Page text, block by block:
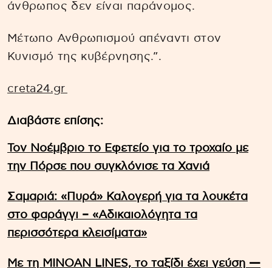
άνθρωπος δεν είναι παράνομος.
Μέτωπο Ανθρωπισμού απέναντι στον
Κυνισμό της κυβέρνησης.”.
creta24.gr
Διαβάστε επίσης:
Τον Νοέμβριο το Εφετείο για το τροχαίο με
την Πόρσε που συγκλόνισε τα Χανιά
Σαμαριά: «Πυρά» Καλογερή για τα λουκέτα
στο φαράγγι – «Αδικαιολόγητα τα
περισσότερα κλεισίματα»
Με τη MINOAN LINES, το ταξίδι έχει γεύση —